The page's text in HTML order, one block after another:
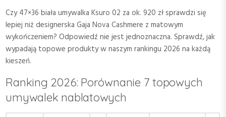
Czy 47×36 biała umywalka Ksuro 02 za ok. 920 zł sprawdzi się
lepiej niż designerska Gaja Nova Cashmere z matowym
wykończeniem? Odpowiedź nie jest jednoznaczna. Sprawdź, jak
wypadają topowe produkty w naszym rankingu 2026 na każdą
kieszeń.
Ranking 2026: Porównanie 7 topowych
umywalek nablatowych